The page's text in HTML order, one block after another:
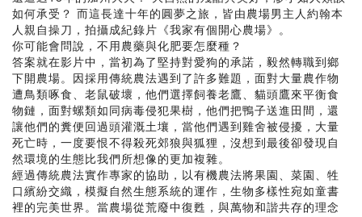
如何承受？ 而這長達十年的圓夢之旅，皆由農場男主人約翰本
人親自操刀，拍攝成紀錄片《我家有個開心農場》。
你可能會問說，不用農藥與化肥要怎麼種？
答案就在影片中，當初為了堅持對愛狗的承諾，毅然轉職到鄉
下開農場。因採用傳統農法遇到了許多難題，面對大量農作物
遭鳥類啄食、老鼠破壞，他們選擇飼養老鷹、貓頭鷹來平衡食
物鏈，面對螺類如同病毒侵犯果樹，他們把鴨子送進田間，還
讓他們的糞便回過頭灌溉土壤，當他們遇到雞舍被侵擾，大量
死亡時，一度要恨不得殺死郊狼與狐狸，沒想到最後卻發現自
然環境的生態比我們所想像的更加複雜。
經過傳統農法實作專家的協助，以有機農法將果園、菜園、牲
口繽紛交織，模擬自然生態系統的運作，生物多樣性宛如童書
裡的完美世界。當農場從荒廢中復甦，與萬物和諧共存的理念